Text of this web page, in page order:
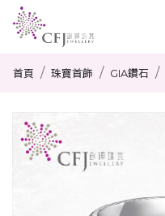
首頁 珠寶首飾 GIA鑽石